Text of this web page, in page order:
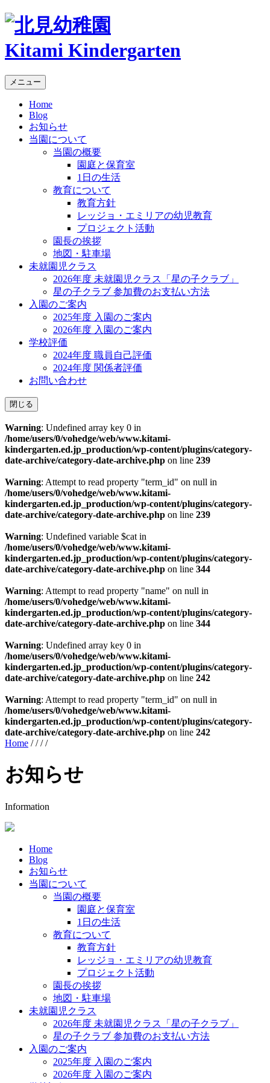
Kitami Kindergarten
メニュー
Home
Blog
お知らせ
当園について
当園の概要
園庭と保育室
1日の生活
教育について
教育方針
レッジョ・エミリアの幼児教育
プロジェクト活動
園長の挨拶
地図・駐車場
未就園児クラス
2026年度 未就園児クラス「星の子クラブ」
星の子クラブ 参加費のお支払い方法
入園のご案内
2025年度 入園のご案内
2026年度 入園のご案内
学校評価
2024年度 職員自己評価
2024年度 関係者評価
お問い合わせ
閉じる
Warning: Undefined array key 0 in
/home/users/0/vohedge/web/www.kitami-
kindergarten.ed.jp_production/wp-content/plugins/category-
date-archive/category-date-archive.php on line 239
Warning: Attempt to read property "term_id" on null in
/home/users/0/vohedge/web/www.kitami-
kindergarten.ed.jp_production/wp-content/plugins/category-
date-archive/category-date-archive.php on line 239
Warning: Undefined variable $cat in
/home/users/0/vohedge/web/www.kitami-
kindergarten.ed.jp_production/wp-content/plugins/category-
date-archive/category-date-archive.php on line 344
Warning: Attempt to read property "name" on null in
/home/users/0/vohedge/web/www.kitami-
kindergarten.ed.jp_production/wp-content/plugins/category-
date-archive/category-date-archive.php on line 344
Warning: Undefined array key 0 in
/home/users/0/vohedge/web/www.kitami-
kindergarten.ed.jp_production/wp-content/plugins/category-
date-archive/category-date-archive.php on line 242
Warning: Attempt to read property "term_id" on null in
/home/users/0/vohedge/web/www.kitami-
kindergarten.ed.jp_production/wp-content/plugins/category-
date-archive/category-date-archive.php on line 242
Home ////
お知らせ
Information
Home
Blog
お知らせ
当園について
当園の概要
園庭と保育室
1日の生活
教育について
教育方針
レッジョ・エミリアの幼児教育
プロジェクト活動
園長の挨拶
地図・駐車場
未就園児クラス
2026年度 未就園児クラス「星の子クラブ」
星の子クラブ 参加費のお支払い方法
入園のご案内
2025年度 入園のご案内
2026年度 入園のご案内